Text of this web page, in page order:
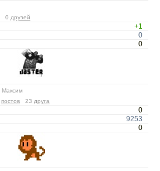
0 друзей
+1
0
0
Максим
постов 23 друга
0
9253
0